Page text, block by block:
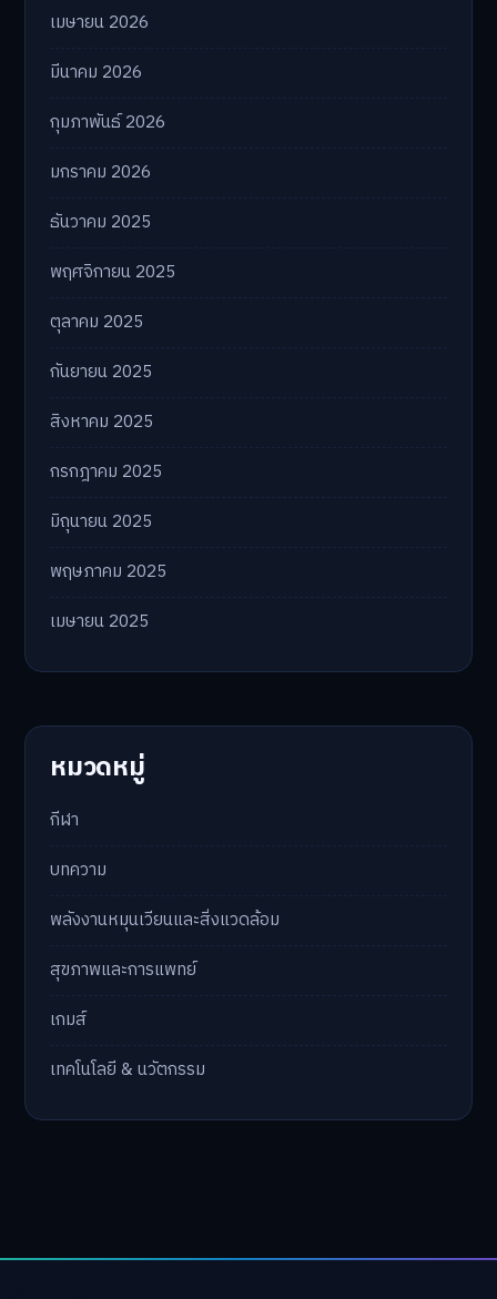
เมษายน 2026
มีนาคม 2026
กุมภาพันธ์ 2026
มกราคม 2026
ธันวาคม 2025
พฤศจิกายน 2025
ตุลาคม 2025
กันยายน 2025
สิงหาคม 2025
กรกฎาคม 2025
มิถุนายน 2025
พฤษภาคม 2025
เมษายน 2025
หมวดหมู่
กีฬา
บทความ
พลังงานหมุนเวียนและสิ่งแวดล้อม
สุขภาพและการแพทย์
เกมส์
เทคโนโลยี & นวัตกรรม